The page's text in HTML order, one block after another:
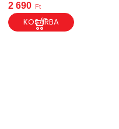
2 690 Ft
KOSÁRBA